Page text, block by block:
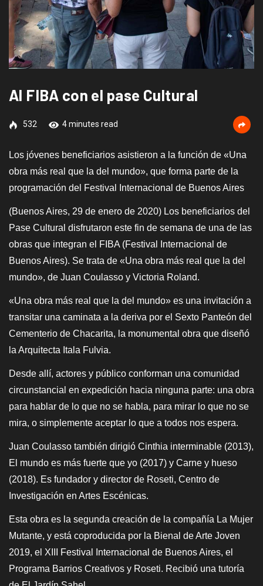
Al FIBA con el pase Cultural
532 4 minutes read
Los jóvenes beneficiarios asistieron a la función de «Una
obra más real que la del mundo», que forma parte de la
programación del Festival Internacional de Buenos Aires
(Buenos Aires, 29 de enero de 2020) Los beneficiarios del
Pase Cultural disfrutaron este fin de semana de una de las
obras que integran el FIBA (Festival Internacional de
Buenos Aires). Se trata de «Una obra más real que la del
mundo», de Juan Coulasso y Victoria Roland.
«Una obra más real que la del mundo» es una invitación a
transitar una caminata a la deriva por el Sexto Panteón del
Cementerio de Chacarita, la monumental obra que diseñó
la Arquitecta Itala Fulvia.
Desde allí, actores y público conforman una comunidad
circunstancial en expedición hacia ninguna parte: una obra
para hablar de lo que no se habla, para mirar lo que no se
mira, o simplemente aceptar lo que a todos nos espera.
Juan Coulasso también dirigió Cinthia interminable (2013),
El mundo es más fuerte que yo (2017) y Carne y hueso
(2018). Es fundador y director de Roseti, Centro de
Investigación en Artes Escénicas.
Esta obra es la segunda creación de la compañía La Mujer
Mutante, y está coproducida por la Bienal de Arte Joven
2019, el XIII Festival Internacional de Buenos Aires, el
Programa Barrios Creativos y Roseti. Recibió una tutoría